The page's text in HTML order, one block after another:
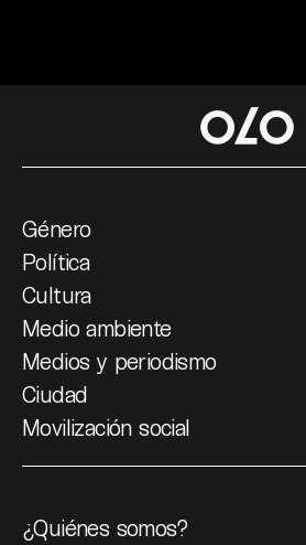
Género
Política
Cultura
Medio ambiente
Medios y periodismo
Ciudad
Movilización social
¿Quiénes somos?